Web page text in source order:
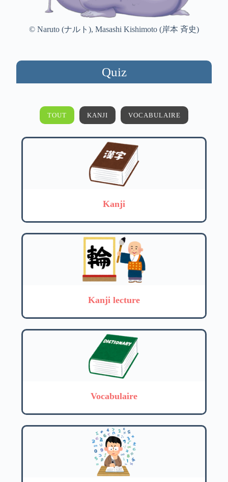
© Naruto (ナルト), Masashi Kishimoto (岸本 斉史)
Quiz
TOUT KANJI VOCABULAIRE
Kanji
Kanji lecture
Vocabulaire